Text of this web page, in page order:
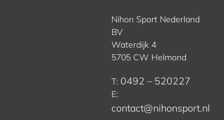
Nihon Sport Nederland
BV
Waterdijk 4
5705 CW Helmond
T: 0492 – 520227
E:
contact@nihonsport.nl